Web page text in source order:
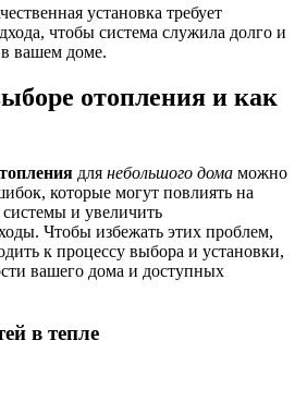
установка требует
чтобы система служила долго и
вашем доме.
отопления и как
для небольшого дома можно
которые могут повлиять на
и увеличить
Чтобы избежать этих проблем,
к процессу выбора и установки,
вашего дома и доступных
в тепле